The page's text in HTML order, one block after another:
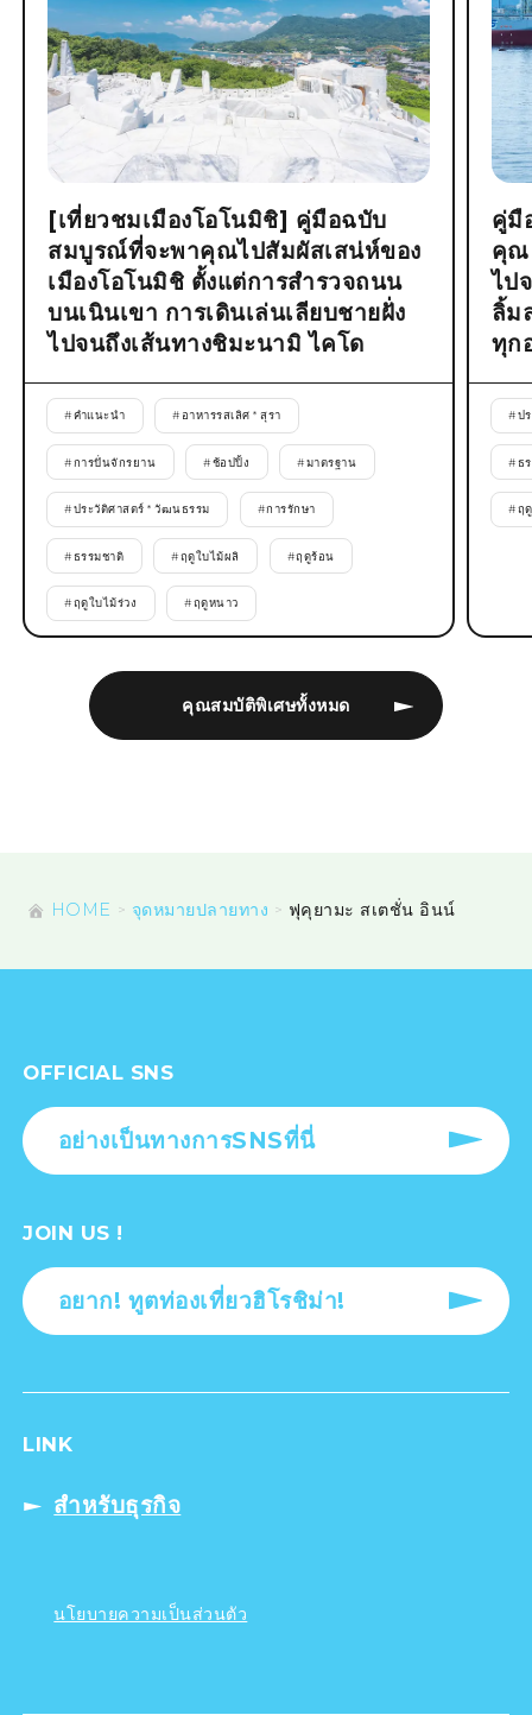
คุณสมบัติพิเศษทั้งหมด
[เที่ยวชมเมืองโอโนมิชิ] คู่มือฉบับ
สมบูรณ์ที่จะพาคุณไปสัมผัสเสน่ห์ของ
เมืองโอโนมิชิ ตั้งแต่การสำรวจถนน
บนเนินเขา การเดินเล่นเลียบชายฝั่ง
ไปจนถึงเส้นทางชิมะนามิ ไคโด
#คำแนะนำ # อาหารรสเลิศ * สุรา
#การปั่นจักรยาน #ช้อปปิ้ง #มาตรฐาน
#ประวัติศาสตร์ * วัฒนธรรม #การรักษา
#ธรรมชาติ #ฤดูใบไม้ผลิ #ฤดูร้อน
#ฤดูใบไม้ร่วง #ฤดูหนาว
คู่มื
คุณ
ไป
ลิ้ม
ทุก
#ป
#ธ
#ฤ
HOME จุดหมายปลายทาง ฟุคุยามะ สเตชั่น อินน์
OFFICIAL SNS
อย่างเป็นทางการSNSที่นี่
JOIN US !
อยาก! ทูตท่องเที่ยวฮิโรชิม่า!
LINK
สำหรับธุรกิจ
นโยบายความเป็นส่วนตัว